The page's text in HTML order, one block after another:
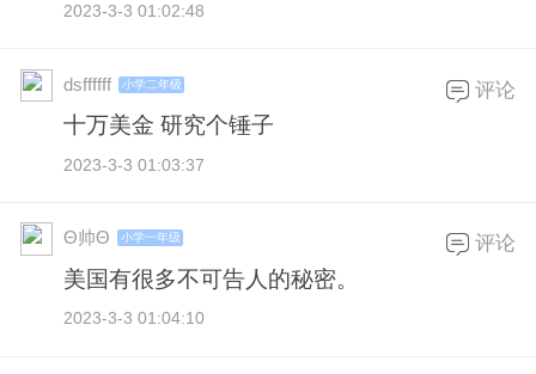
2023-3-3 01:02:48
dsffffff 小学二年级
十万美金 研究个锤子
2023-3-3 01:03:37
评论
Θ帅Θ 小学一年级
美国有很多不可告人的秘密。
2023-3-3 01:04:10
评论